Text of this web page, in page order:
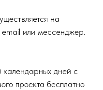
на
или мессенджер.
календарных дней с
проекта бесплатно